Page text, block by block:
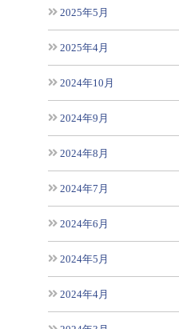
2025年5月
2025年4月
2024年10月
2024年9月
2024年8月
2024年7月
2024年6月
2024年5月
2024年4月